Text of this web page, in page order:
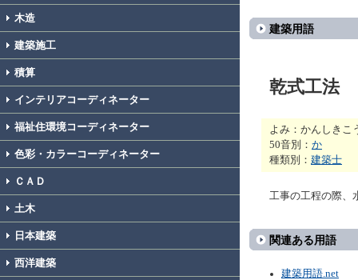
木造
建築施工
積算
インテリアコーディネーター
福祉住環境コーディネーター
色彩・カラーコーディネーター
ＣＡＤ
土木
日本建築
西洋建築
建築用語
乾式工法
よみ：かんしきこ
50音別： か
種類別： 建築士
工事の工程の際、
関連ある用語
建築用語.net